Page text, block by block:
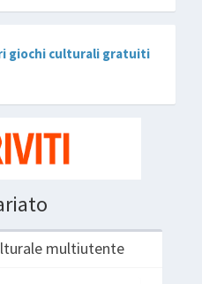
giochi culturali gratuiti
multiutente